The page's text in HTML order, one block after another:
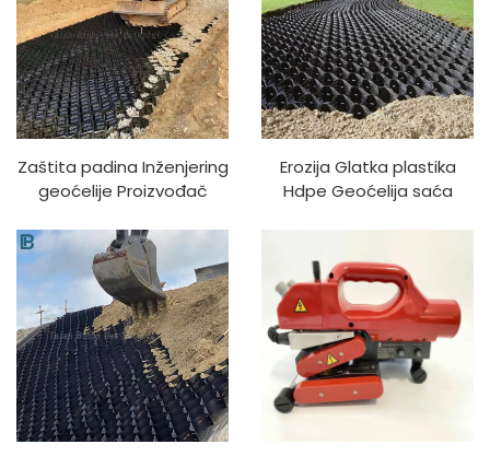
Zaštita padina Inženjering
geoćelije Proizvođač
Ozelenjavanje cestovnog
sloja stabilna saća HDPE
geoćelija
Erozija Glatka plastika
Hdpe Geoćelija saća
popločavanje šljunka